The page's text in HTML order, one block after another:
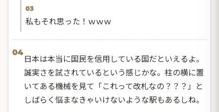
03
私もそれ思った！ｗｗｗ
04
日本は本当に国民を信用している国だといえるよ。
誠実さを試されているという感じかな。柱の横に置
いてある機械を見て「これって改札なの？？？」と
しばらく悩まなきゃいけないような駅もあるしね。